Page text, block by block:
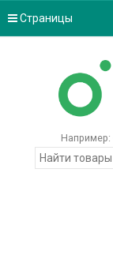
Страницы
Например: